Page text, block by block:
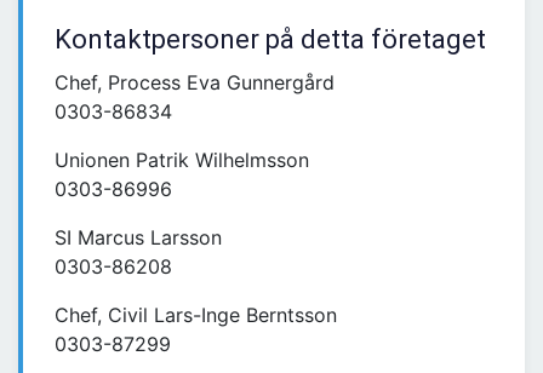
Kontaktpersoner på detta företaget
Chef, Process Eva Gunnergård
0303-86834
Unionen Patrik Wilhelmsson
0303-86996
SI Marcus Larsson
0303-86208
Chef, Civil Lars-Inge Berntsson
0303-87299